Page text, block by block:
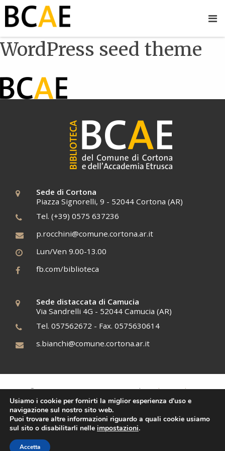
WordPress seed theme
Sede di Cortona
Piazza Signorelli, 9 - 52044 Cortona (AR)
Tel. (+39) 0575 637236
p.rocchini@comune.cortona.ar.it
Lun/Ven 9.00-13.00
fb.com/biblioteca
Sede distaccata di Camucia
Via Sandrelli 4G - 52044 Camucia (AR)
Tel. 057562672 - Fax. 0575630614
s.bianchi@comune.cortona.ar.it
© 2017 BCAE, C.F. 12345678910 |Cookies policy
Siti Web Tiphys
Usiamo i cookie per fornirti la miglior esperienza d'uso e
navigazione sul nostro sito web.
Puoi trovare altre informazioni riguardo a quali cookie usiamo
sul sito o disabilitarli nelle impostazioni.
Accetta